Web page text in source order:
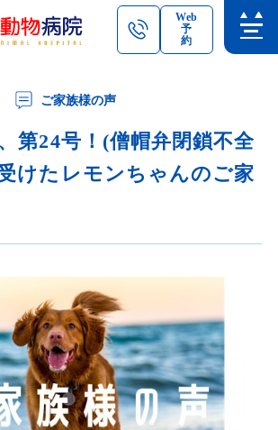
Web
予
約
ご家族様の声
第24号！(僧帽弁閉鎖不全
けたレモンちゃんのご家